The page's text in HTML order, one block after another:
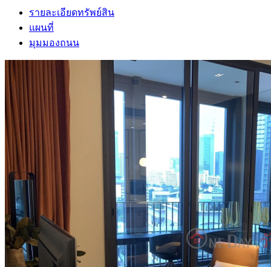
รายละเอียดทรัพย์สิน
แผนที่
มุมมองถนน